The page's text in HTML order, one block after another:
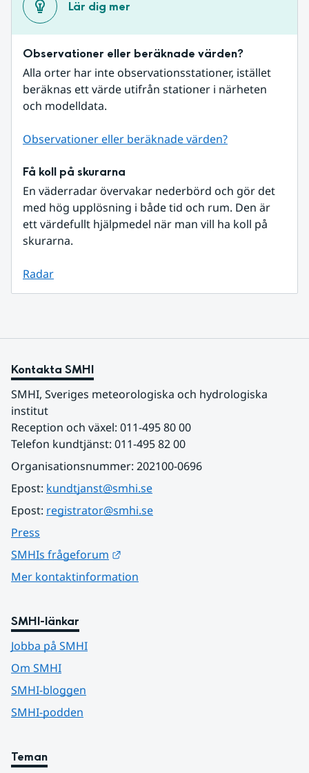
Lär dig mer
Observationer eller beräknade värden?
Alla orter har inte observationsstationer, istället
beräknas ett värde utifrån stationer i närheten
och modelldata.
Observationer eller beräknade värden?
Få koll på skurarna
En väderradar övervakar nederbörd och gör det
med hög upplösning i både tid och rum. Den är
ett värdefullt hjälpmedel när man vill ha koll på
skurarna.
Radar
Kontakta SMHI
SMHI, Sveriges meteorologiska och hydrologiska
institut
Reception och växel: 011-495 80 00
Telefon kundtjänst: 011-495 82 00
Organisationsnummer: 202100-0696
Epost: kundtjanst@smhi.se
Epost: registrator@smhi.se
Press
SMHIs frågeforum
Mer kontaktinformation
SMHI-länkar
Jobba på SMHI
Om SMHI
SMHI-bloggen
SMHI-podden
Teman